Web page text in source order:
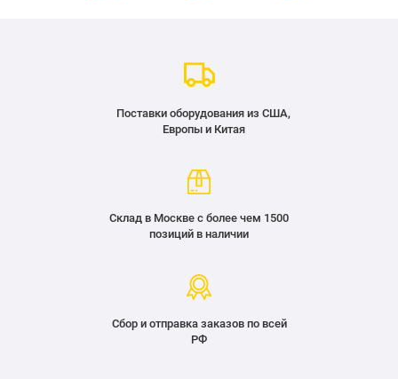
Поставки оборудования из США,
Европы и Китая
Склад в Москве с более чем 1500
позиций в наличии
Сбор и отправка заказов по всей
РФ